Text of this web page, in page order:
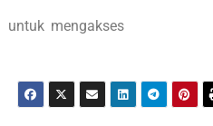
untuk mengakses